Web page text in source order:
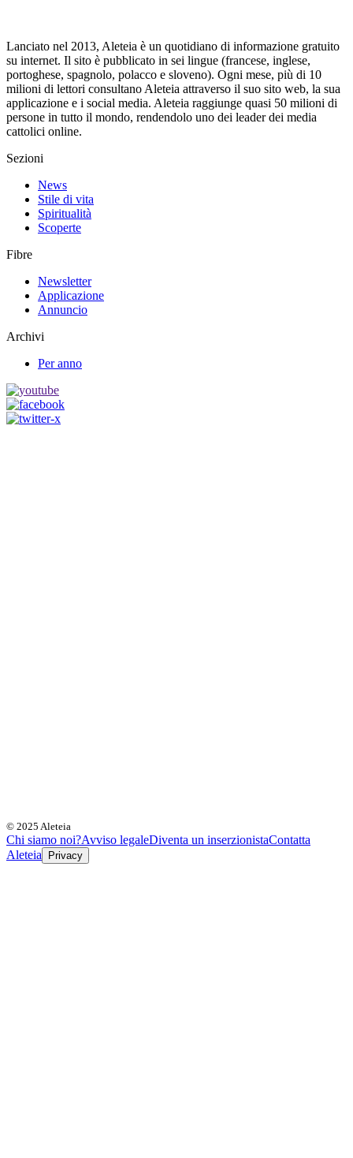
Lanciato nel 2013, Aleteia è un quotidiano di informazione gratuito
su internet. Il sito è pubblicato in sei lingue (francese, inglese,
portoghese, spagnolo, polacco e sloveno). Ogni mese, più di 10
milioni di lettori consultano Aleteia attraverso il suo sito web, la sua
applicazione e i social media. Aleteia raggiunge quasi 50 milioni di
persone in tutto il mondo, rendendolo uno dei leader dei media
cattolici online.
Sezioni
News
Stile di vita
Spiritualità
Scoperte
Fibre
Newsletter
Applicazione
Annuncio
Archivi
Per anno
© 2025 Aleteia
Chi siamo noi?Avviso legaleDiventa un inserzionistaContatta
Aleteia
Privacy